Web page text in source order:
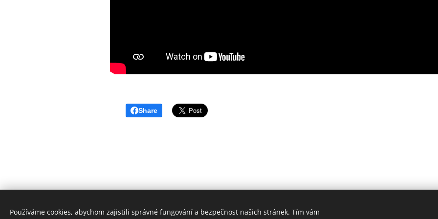
Share
www.ackermann-gemeinde.cz Cookies
Používáme cookies, abychom zajistili správné fungování a bezpečnost našich stránek. Tím vám